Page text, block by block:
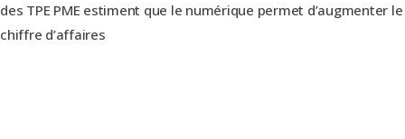
des TPE PME estiment que le numérique permet d’augmenter le
chiffre d’affaires